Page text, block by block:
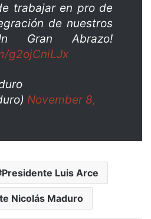
trabajar en pro de
de nuestros
Gran Abrazo!
g2ojCniLJx
November 8,
Presidente Luis Arce
Nicolás Maduro